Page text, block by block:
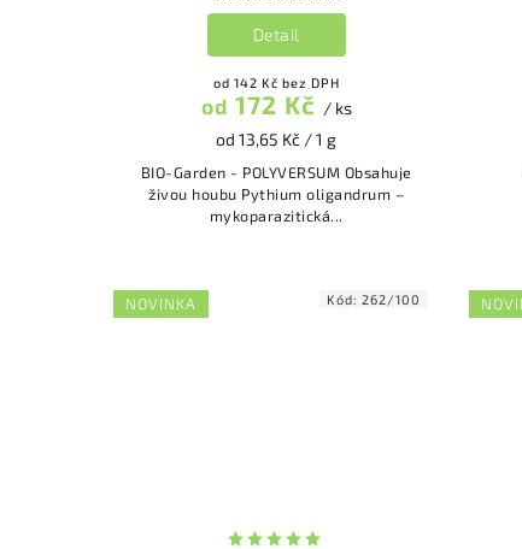
od 142 Kč bez DPH
od 172 Kč / ks
od 13,65 Kč / 1 g
Detail
BIO-Garden - POLYVERSUM Obsahuje
živou houbu Pythium oligandrum –
mykoparazitická...
NOVINKA Kód:262/100